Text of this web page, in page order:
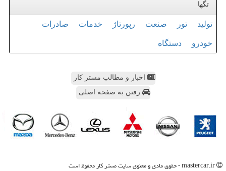
تگها
تولید تور صنعت رپورتاژ خدمات صادرات
خودرو دستگاه
اخبار و مطالب مستر کار
رفتن به صفحه اصلی